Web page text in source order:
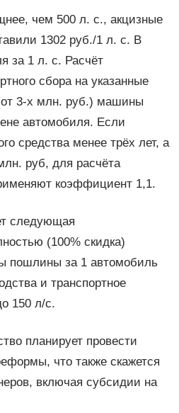
чем 500 л. с., акцизные
1302 руб./1 л. с. В
за 1 л. с. Расчёт
сбора на указанные
3-х млн. руб.) машины
автомобиля. Если
средства менее трёх лет, а
руб, для расчёта
коэффициент 1,1.
следующая
(100% скидка)
пошлины за 1 автомобиль
и транспортное
150 л/с.
планирует провести
что также скажется
включая субсидии на